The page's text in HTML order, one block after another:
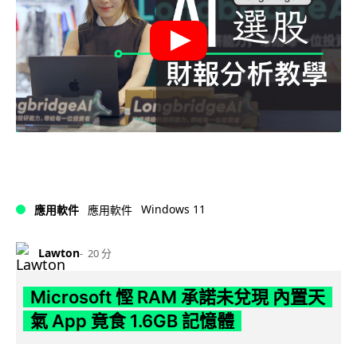
應用軟件 應用軟件 Windows 11
Lawton 20 分
Microsoft 慳 RAM 承諾未兌現 內置天
氣 App 竟食 1.6GB 記憶體